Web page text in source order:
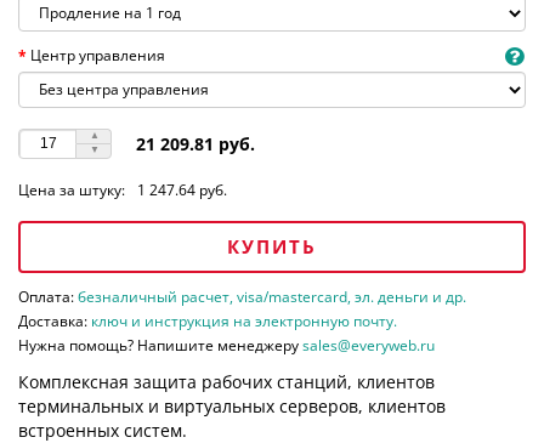
Центр управления
21 209.81 руб.
Цена за штуку: 1 247.64 руб.
КУПИТЬ
Оплата:безналичный расчет, visa/mastercard, эл. деньги и др.
Доставка: ключ и инструкция на электронную почту.
Нужна помощь? Напишите менеджеруsales@everyweb.ru
Комплексная защита рабочих станций, клиентов
терминальных и виртуальных серверов, клиентов
встроенных систем.